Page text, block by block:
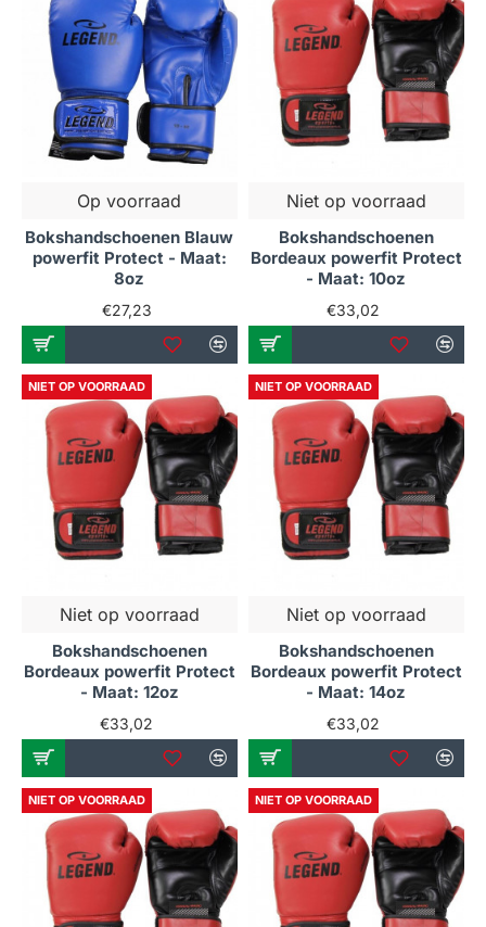
Op voorraad
Bokshandschoenen Blauw
powerfit Protect - Maat:
8oz
€27,23
Niet op voorraad
Bokshandschoenen
Bordeaux powerfit Protect
- Maat: 10oz
€33,02
NIET OP VOORRAAD
Niet op voorraad
Bokshandschoenen
Bordeaux powerfit Protect
- Maat: 12oz
€33,02
NIET OP VOORRAAD
Niet op voorraad
Bokshandschoenen
Bordeaux powerfit Protect
- Maat: 14oz
€33,02
NIET OP VOORRAAD NIET OP VOORRAAD